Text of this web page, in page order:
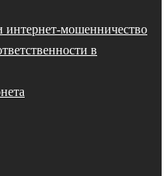
мошенничество
в